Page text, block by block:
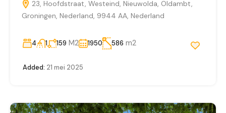
23, Hoofdstraat, Westeind, Nieuwolda, Oldambt,
Groningen, Nederland, 9944 AA, Nederland
4 1 159 M2 1950 586 m2
Added: 21 mei 2025